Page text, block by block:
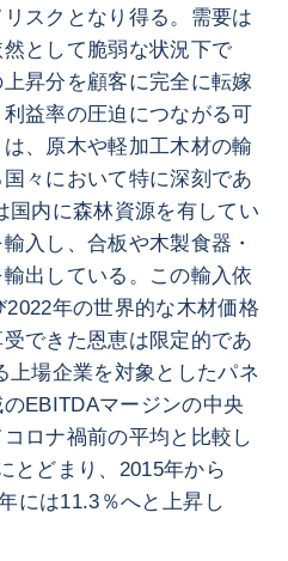
スクとなり得る。需要は
として脆弱な状況下で
昇分を顧客に完全に転嫁
益率の圧迫につながる可
、原木や軽加工木材の輸
々において特に深刻であ
国内に森林資源を有してい
入し、合板や木製食器・
出している。この輸入依
年の世界的な木材価格
できた恩恵は限定的であ
上場企業を対象としたパネ
EBITDAマージンの中央
ロナ禍前の平均と比較し
とどまり、2015年から
には11.3％へと上昇し